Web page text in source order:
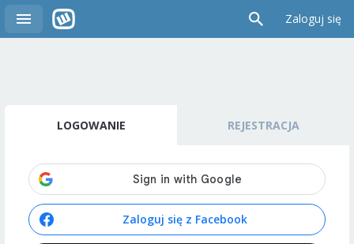
Zaloguj się
LOGOWANIE REJESTRACJA
Zaloguj się z Facebook